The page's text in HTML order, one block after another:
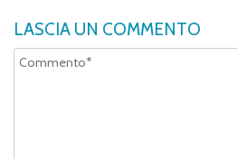
LASCIA UN COMMENTO